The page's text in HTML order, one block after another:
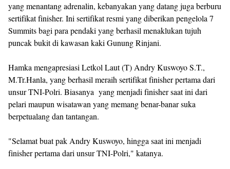
yang menantang adrenalin, kebanyakan yang datang juga berburu
sertifikat finisher. Ini sertifikat resmi yang diberikan pengelola 7
Summits bagi para pendaki yang berhasil menaklukan tujuh
puncak bukit di kawasan kaki Gunung Rinjani.
Hamka mengapresiasi Letkol Laut (T) Andry Kuswoyo S.T.,
M.Tr.Hanla, yang berhasil meraih sertifikat finisher pertama dari
unsur TNI-Polri. Biasanya yang menjadi finisher saat ini dari
pelari maupun wisatawan yang memang benar-banar suka
berpetualang dan tantangan.
"Selamat buat pak Andry Kuswoyo, hingga saat ini menjadi
finisher pertama dari unsur TNI-Polri," katanya.